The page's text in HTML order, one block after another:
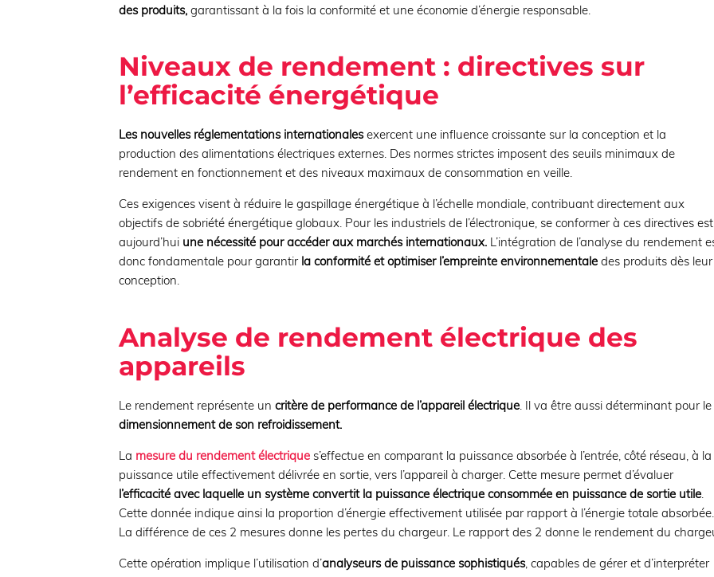
des produits, garantissant à la fois la conformité et une économie d’énergie responsable.
Niveaux de rendement : directives sur
l’efficacité énergétique
Les nouvelles réglementations internationalesexercent une influence croissante sur la conception et la
production des alimentations électriques externes. Des normes strictes imposent des seuils minimaux de
rendement en fonctionnement et des niveaux maximaux de consommation en veille.
Ces exigences visent à réduire le gaspillage énergétique à l’échelle mondiale, contribuant directement aux
objectifs de sobriété énergétique globaux. Pour les industriels de l’électronique, se conformer à ces directives est
aujourd’hui une nécessité pour accéder aux marchés internationaux. L’intégration de l’analyse du rendement
donc fondamentale pour garantir la conformité et optimiser l’empreinte environnementaledes produits dès leur
conception.
Analyse de rendement électrique des
appareils
Le rendement représente uncritère de performance de l’appareil électrique. Il va être aussi déterminant pour le
dimensionnement de son refroidissement.
La mesure du rendement électrique s’effectue en comparant la puissance absorbée à l’entrée, côté réseau, à la
puissance utile effectivement délivrée en sortie, vers l’appareil à charger. Cette mesure permet d’évaluer
l’efficacité avec laquelle un système convertit la puissance électrique consommée en puissance de sortie utile.
Cette donnée indique ainsi la proportion d’énergie effectivement utilisée par rapport à l’énergie totale absorbée.
La différence de ces 2 mesures donne les pertes du chargeur. Le rapport des 2 donne le rendement du
Cette opération implique l’utilisation d’analyseurs de puissance sophistiqués, capables de gérer et d’interpréter